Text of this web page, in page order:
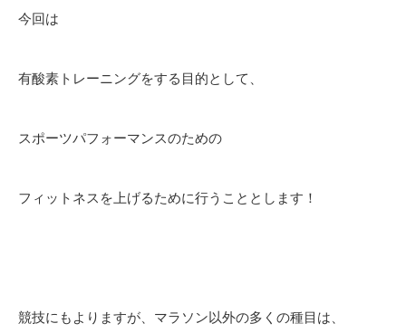
今回は
有酸素トレーニングをする目的として、
スポーツパフォーマンスのための
フィットネスを上げるために行うこととします！
競技にもよりますが、マラソン以外の多くの種目は、